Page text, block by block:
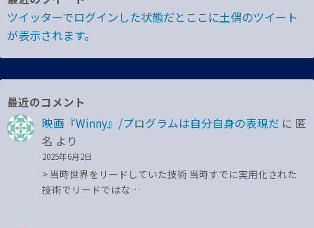
ツイッターでログインした状態だとここに土偶のツイート
が表示されます。
最近のコメント
映画『Winny』/プログラムは自分自身の表現だ に 匿
名 より
2025年6月2日
> 当時世界をリードしていた技術 当時すでに実用化された
技術でリードではな…